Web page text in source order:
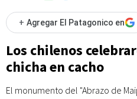
+ Agregar El Patagonico en
Los chilenos
chicha en cacho
El monumento del "Abrazo de